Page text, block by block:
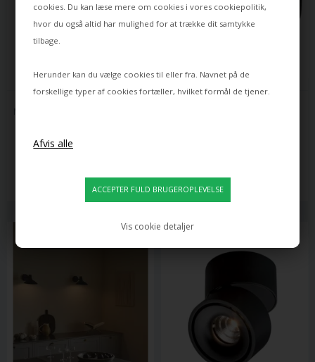
cookies. Du kan læse mere om cookies i vores cookiepolitik,
hvor du også altid har mulighed for at trække dit samtykke
tilbage.
Herunder kan du vælge cookies til eller fra. Navnet på de
forskellige typer af cookies fortæller, hvilket formål de tjener.
Vis cookie detaljer
4.100,00
Leveringstid: ca 20 dage Leveringstid: ca 25 dage